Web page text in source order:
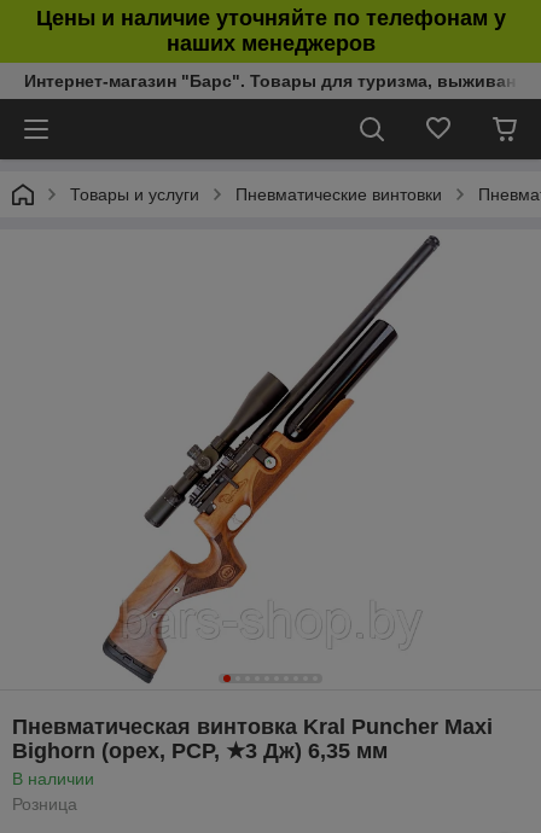
Цены и наличие уточняйте по телефонам у
наших менеджеров
Интернет-магазин "Барс". Товары для туризма,
Товары и услуги Пневматические винтовки
Пневматическая винтовка Kral Puncher Maxi
Bighorn (орех, PCP, ★3 Дж) 6,35 мм
В наличии
Розница